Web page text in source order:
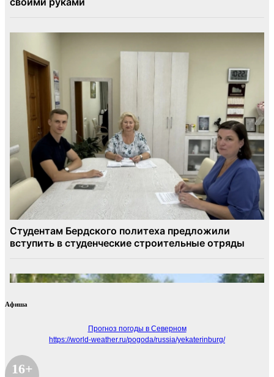
Афиша
Прогноз погоды в Северном
https://world-weather.ru/pogoda/russia/yekaterinburg/
16+